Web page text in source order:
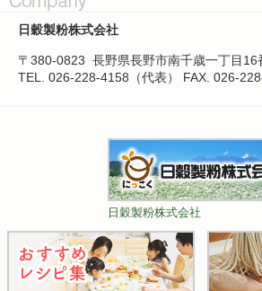
日穀製粉株式会社
〒380-0823 長野県長野市南千歳一丁目16
TEL. 026-228-4158（代表）
FAX. 026-
日穀製粉株式会社